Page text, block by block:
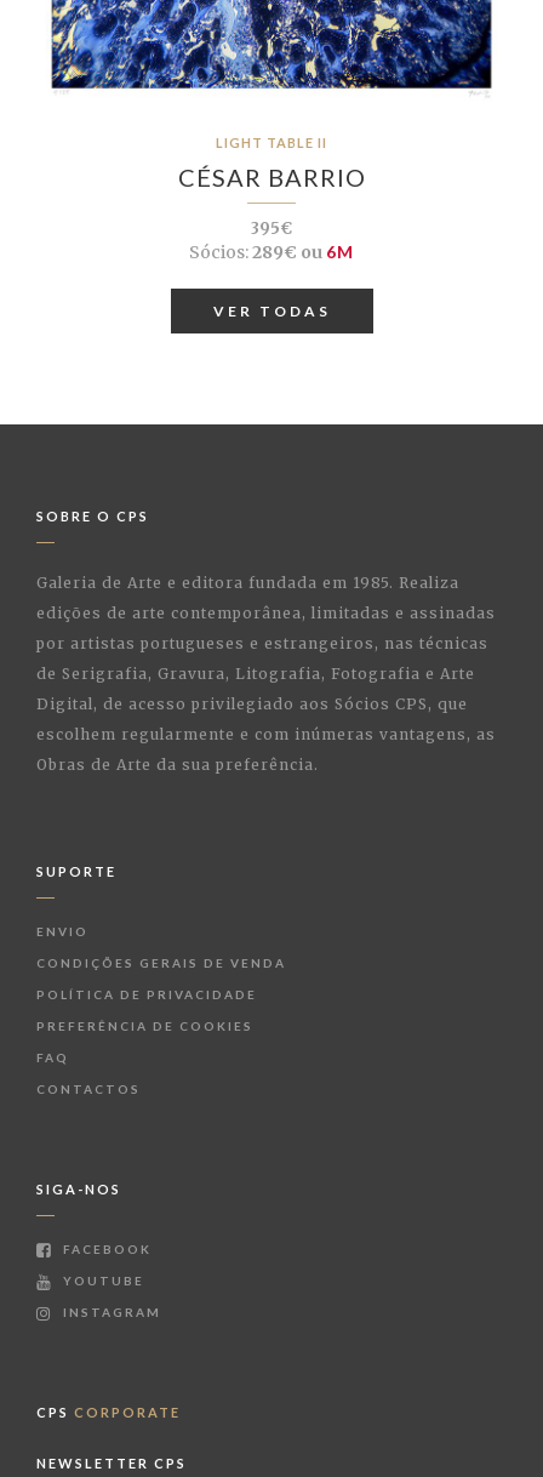
LIGHT TABLE II
CÉSAR BARRIO
395€
Sócios:289€ ou 6M
VER TODAS
SOBRE O CPS
Galeria de Arte e editora fundada em 1985. Realiza
edições de arte contemporânea, limitadas e assinadas
por artistas portugueses e estrangeiros, nas técnicas
de Serigrafia, Gravura, Litografia, Fotografia e Arte
Digital, de acesso privilegiado aos Sócios CPS, que
escolhem regularmente e com inúmeras vantagens, as
Obras de Arte da sua preferência.
SUPORTE
ENVIO
CONDIÇÕES GERAIS DE VENDA
POLÍTICA DE PRIVACIDADE
PREFERÊNCIA DE COOKIES
FAQ
CONTACTOS
SIGA-NOS
FACEBOOK
YOUTUBE
INSTAGRAM
CPS CORPORATE
NEWSLETTER CPS